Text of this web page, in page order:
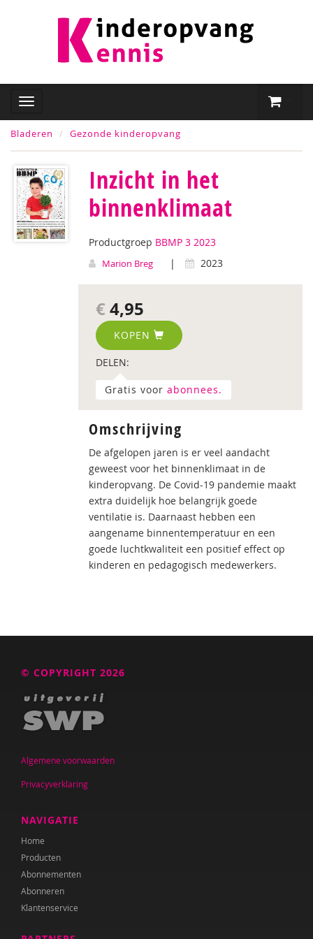
Bladeren Gezonde kinderopvang
Inzicht in het
binnenklimaat
Productgroep BBMP 3 2023
Marion Breg | 2023
€ 4,95
KOPEN
DELEN:
Gratis voor abonnees.
Omschrijving
De afgelopen jaren is er veel aandacht
geweest voor het binnenklimaat in de
kinderopvang. De Covid-19 pandemie maakt
extra duidelijk hoe belangrijk goede
ventilatie is. Daarnaast hebben een
aangename binnentemperatuur en een
goede luchtkwaliteit een positief effect op
kinderen en pedagogisch medewerkers.
© COPYRIGHT 2026
Algemene voorwaarden
Privacyverklaring
NAVIGATIE
Home
Producten
Abonnementen
Abonneren
Klantenservice